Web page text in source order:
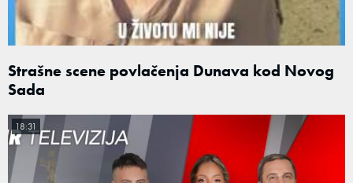
Strašne scene povlačenja Dunava kod Novog
Sada
18:31